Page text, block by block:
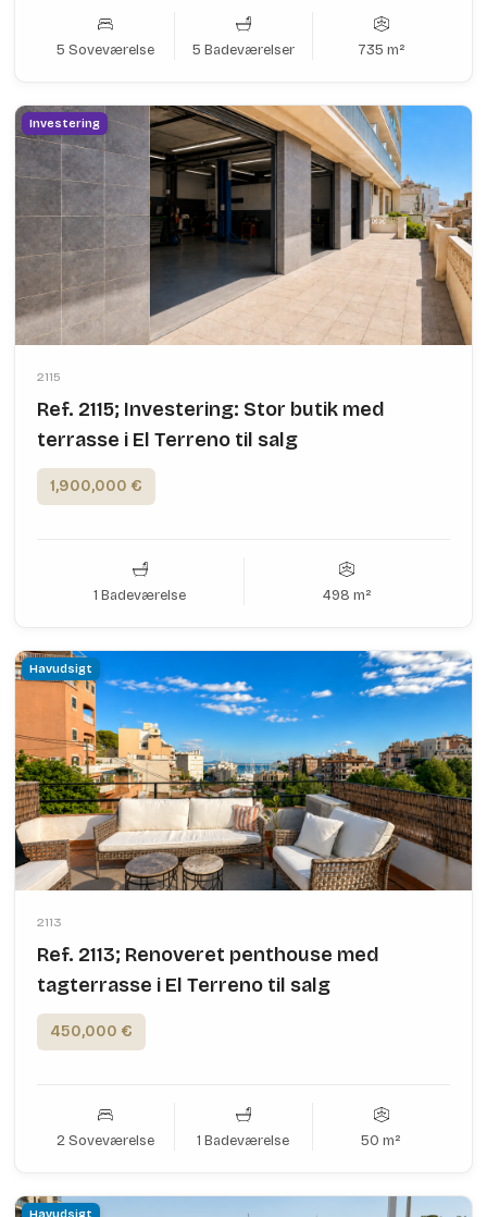
5 Soveværelse 5 Badeværelser 735 m²
Investering
2115
Ref. 2115; Investering: Stor butik med
terrasse i El Terreno til salg
1,900,000 €
1 Badeværelse 498 m²
Havudsigt
2113
Ref. 2113; Renoveret penthouse med
tagterrasse i El Terreno til salg
450,000 €
2 Soveværelse 1 Badeværelse 50 m²